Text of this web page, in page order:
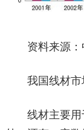
资料来源：
我国线材市
线材主要用